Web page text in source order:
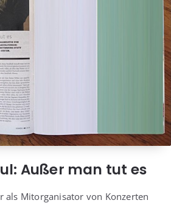
Außer man tut es
als Mit­or­ga­ni­sa­tor von Kon­zer­ten